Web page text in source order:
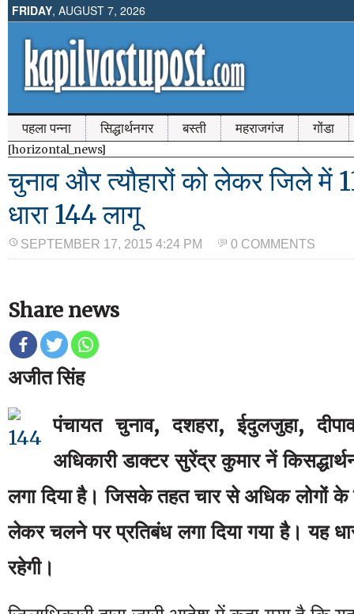
FRIDAY, AUGUST 7, 2026
पहला पन्ना सिद्धार्थनगर बस्ती महराजगंज गोंडा
[horizontal_news]
चुनाव और त्यौहारों को लेकर जिले में
धारा 144 लागू
SEPTEMBER 17, 2015 4:24 PM 0 COMMENTS
Share news
अजीत सिंह
पंचायत चुनाव, दशहरा, ईदुलजुहा,
अधिकारी डाक्टर सुरेंद्र कुमार नें
लगा दिया है। जिसके तहत चार से अधिक लोगों के
लेकर चलने पर प्रतिबंध लगा दिया गया है। यह
रहेगी।